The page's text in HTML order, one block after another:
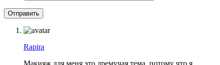
Rapira